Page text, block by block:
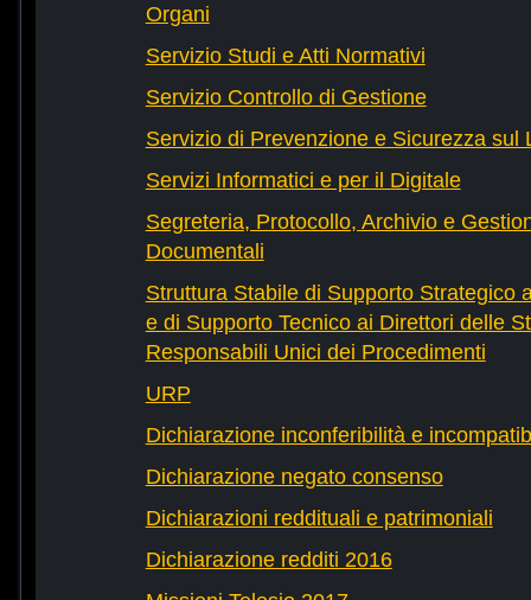
Organi
Servizio Studi e Atti Normativi
Servizio Controllo di Gestione
Servizio di Prevenzione e Sicurezza sul
Servizi Informatici e per il Digitale
Segreteria, Protocollo, Archivio e
Documentali
Struttura Stabile di Supporto Strategico
e di Supporto Tecnico ai Direttori delle
Responsabili Unici dei Procedimenti
URP
Dichiarazione inconferibilità e
Dichiarazione negato consenso
Dichiarazioni reddituali e patrimoniali
Dichiarazione redditi 2016